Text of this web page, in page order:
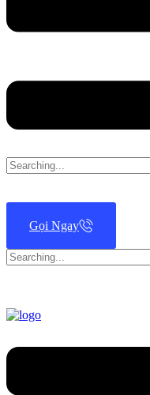
Search
for:
Gọi Ngay
Search
for: